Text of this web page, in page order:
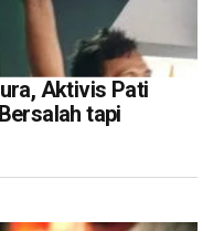
Aktivis Pati
tapi